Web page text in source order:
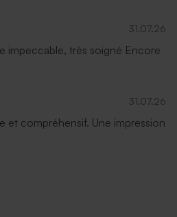
31.07.26
impeccable, très soigné Encore
31.07.26
et compréhensif. Une impression